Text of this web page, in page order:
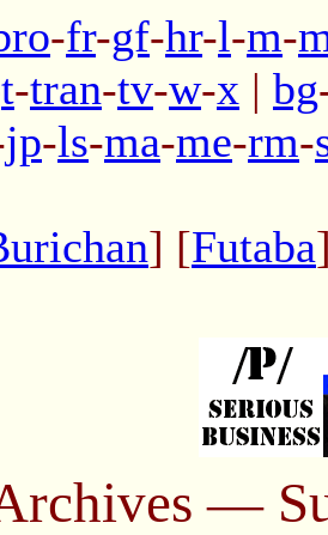
-fr-gf-hr-l-m-
t-tran-tv-w-x | bg
jp-ls-ma-me-rm-
] [Futaba
—